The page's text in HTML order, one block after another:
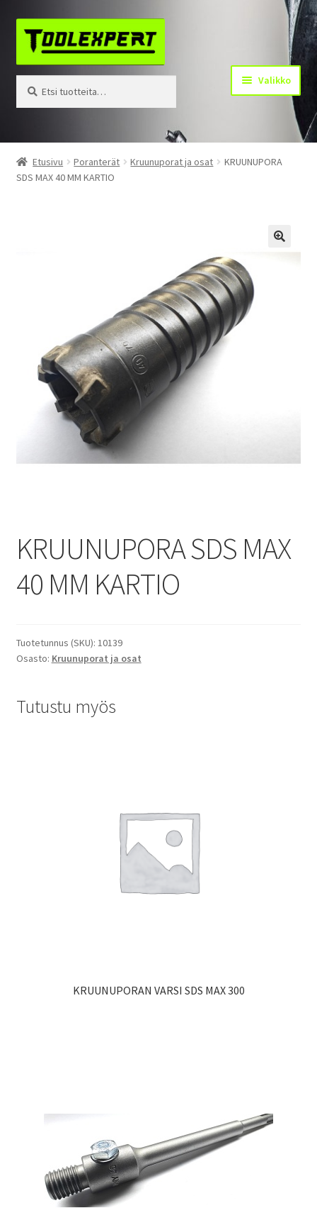
Siirry
navigointiin
Siirry
sisältöön
Valikko
Tuotteet
Yhteystiedot
Etusivu Poranterät Kruunuporat ja osat
KRUUNUPORA
SDS MAX 40 MM KARTIO
KRUUNUPORA SDS MAX
40 MM KARTIO
Tuotetunnus (SKU): 10139
Osasto: Kruunuporat ja osat
Tutustu myös
KRUUNUPORAN VARSI SDS MAX 300